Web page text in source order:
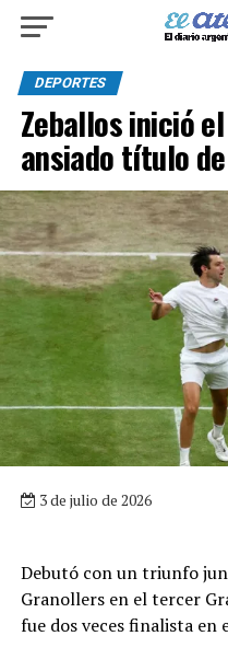
DEPORTES
Zeballos inició
ansiado título
3 de julio de 2026
Debutó con un triunfo
Granollers en el tercer
fue dos veces finalista en